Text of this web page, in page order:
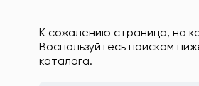
К сожалению страница, на
Воспользуйтесь поиском
каталога.